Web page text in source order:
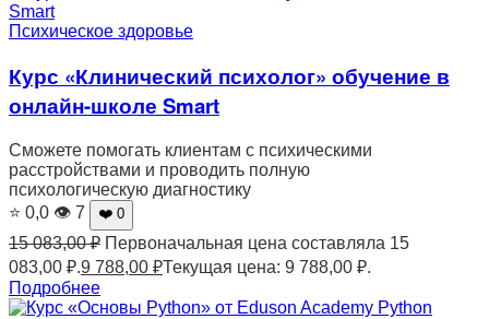
Психическое здоровье
Курс «Клинический психолог» обучение в
онлайн-школе Smart
Сможете помогать клиентам с психическими
расстройствами и проводить полную
психологическую диагностику
⭐ 0,0 👁 7 ❤️ 0
15 083,00₽ Первоначальная цена составляла 15
083,00 ₽.9 788,00 ₽Текущая цена: 9 788,00 ₽.
Подробнее
Python